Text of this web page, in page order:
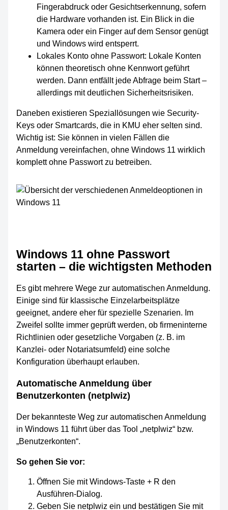
Fingerabdruck oder Gesichtserkennung, sofern
die Hardware vorhanden ist. Ein Blick in die
Kamera oder ein Finger auf dem Sensor genügt
und Windows wird entsperrt.
Lokales Konto ohne Passwort: Lokale Konten
können theoretisch ohne Kennwort geführt
werden. Dann entfällt jede Abfrage beim Start –
allerdings mit deutlichen Sicherheitsrisiken.
Daneben existieren Speziallösungen wie Security-
Keys oder Smartcards, die in KMU eher selten sind.
Wichtig ist: Sie können in vielen Fällen die
Anmeldung vereinfachen, ohne Windows 11 wirklich
komplett ohne Passwort zu betreiben.
Windows 11 ohne Passwort
starten – die wichtigsten Methoden
Es gibt mehrere Wege zur automatischen Anmeldung.
Einige sind für klassische Einzelarbeitsplätze
geeignet, andere eher für spezielle Szenarien. Im
Zweifel sollte immer geprüft werden, ob firmeninterne
Richtlinien oder gesetzliche Vorgaben (z. B. im
Kanzlei- oder Notariatsumfeld) eine solche
Konfiguration überhaupt erlauben.
Automatische Anmeldung über
Benutzerkonten (netplwiz)
Der bekannteste Weg zur automatischen Anmeldung
in Windows 11 führt über das Tool „netplwiz“ bzw.
„Benutzerkonten“.
So gehen Sie vor:
Öffnen Sie mit Windows-Taste + R den
Ausführen-Dialog.
Geben Sie netplwiz ein und bestätigen Sie mit